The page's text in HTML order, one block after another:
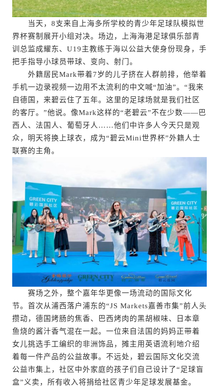
当天，8支来自上海多所学校的青少年足球队模拟世
界杯赛制展开小组对决。场边，上海海港足球俱乐部青
训总监成耀东、U19主教练于海以公益大使身份现身，手
把手指导小球员带球、变向、射门。
外籍居民Mark带着7岁的儿子挤在人群前排，他举着
手机一边录视频一边用不太流利的中文喊“加油”。“我来
自德国，来碧云住了五年。这里的足球场就是我们社区
的客厅。”他说。像Mark这样的“老碧云”不在少数——巴
西人、法国人、葡萄牙人……他们中许多人今天只是观
众，明天将换上球衣，成为“碧云Mini世界杯”外籍人士
联赛的主角。
赛场之外，整个嘉年华更像一场流动的国际文化
节。首次从浦西落户浦东的“JS Markets嘉善市集”前人头
攒动，德国烤肠的焦香、巴西烤肉的黑胡椒味、日本章
鱼烧的酱汁香气混在一起。一位来自法国的妈妈正带着
女儿挑选手工编织的非洲饰品，摊主用英语流利地介绍
着每一件产品的公益故事。不远处，碧云国际文化交流
公益市集上，社区中外家庭的孩子们自己设计了“足球盲
盒”义卖，所有收入将捐给社区青少年足球发展基金。